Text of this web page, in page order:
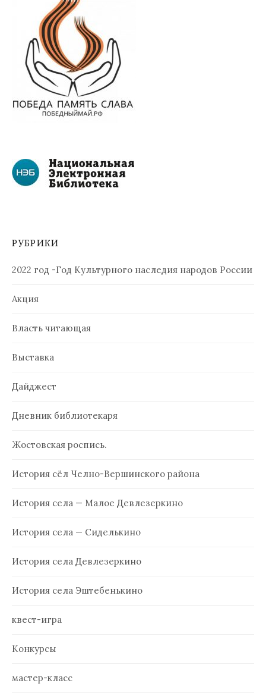
РУБРИКИ
2022 год -Год Культурного наследия народов России
Акция
Власть читающая
Выставка
Дайджест
Дневник библиотекаря
Жостовская роспись.
История сёл Челно-Вершинского района
История села — Малое Девлезеркино
История села — Сиделькино
История села Девлезеркино
История села Эштебенькино
квест-игра
Конкурсы
мастер-класс